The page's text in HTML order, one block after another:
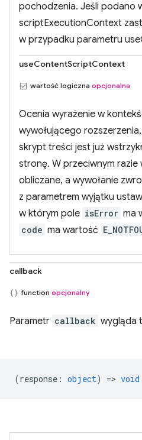
pochodzenia. Jeśli podano
scriptExecutionContext
w przypadku parametru
useContentScriptContext
wartość logiczna opcjonalna
Ocenia wyrażenie w
wywołującego
skrypt treści jest już
stronę. W przeciwnym razie
obliczane, a wywołanie
z parametrem wyjątku
w którym pole isError ma
code ma wartość
callback
function opcjonalny
Parametr callback wygląda
(response : object) => void